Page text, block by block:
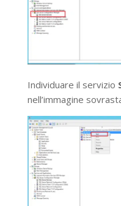
Individuare il servizio
nell’immagine